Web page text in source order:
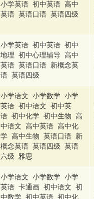
小学英语 初中英语 高中
英语 英语口语 英语四级
小学英语 初中英语 初中
地理 初中心理辅导 高中
英语 英语口语 新概念英
语 英语四级
小学语文 小学数学 小学
英语 初中语文 初中英
语 初中化学 初中生物 高
中语文 高中英语 高中化
学 高中生物 英语口语 新
概念英语 英语四级 英语
六级 雅思
小学语文 小学数学 小学
英语 卡通画 初中语文 初
中数学 初中英语 初中化